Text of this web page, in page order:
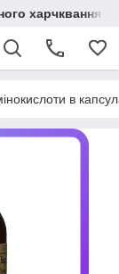
харчквання
в